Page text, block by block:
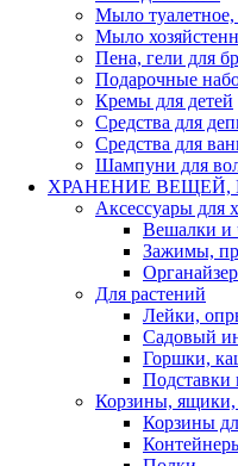
Мыло
Мыло
Пена, гели для
Подарочные
Кремы для детей
Средства для
Средства для
Шампуни для
ХРАНЕНИЕ ВЕЩЕЙ,
Аксессуары для
Вешалки и
Зажимы,
Для растений
Лейки,
Садовый
Горшки,
Подставки
Корзины, ящики,
Корзины